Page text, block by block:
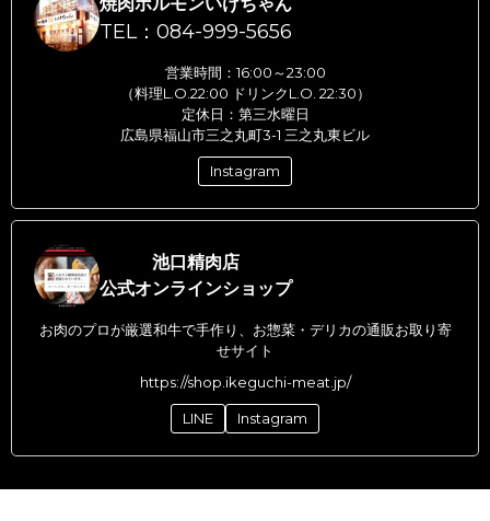
TEL：084-999-5656
営業時間：16:00～23:00
（料理L.O.22:00 ドリンクL.O. 22:30）
定休日：第三水曜日
広島県福山市三之丸町3-1 三之丸東ビル
Instagram
池口精肉店
公式オンラインショップ
お肉のプロが厳選和牛で手作り、お惣菜・デリカの通販お取り寄
せサイト
https://shop.ikeguchi-meat.jp/
LINE Instagram